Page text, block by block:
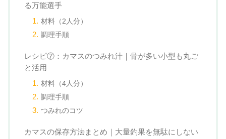
る万能選手
材料（2人分）
調理手順
レシピ⑦：カマスのつみれ汁｜骨が多い小型も丸ご
と活用
材料（4人分）
調理手順
つみれのコツ
カマスの保存方法まとめ｜大量釣果を無駄にしない